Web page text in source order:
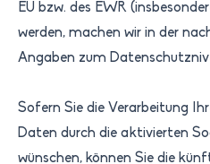
EU bzw. des EWR
werden, machen wir in der
Angaben zum
Sofern Sie die Verarbeitung
Daten durch die aktivierten
wünschen, können Sie die